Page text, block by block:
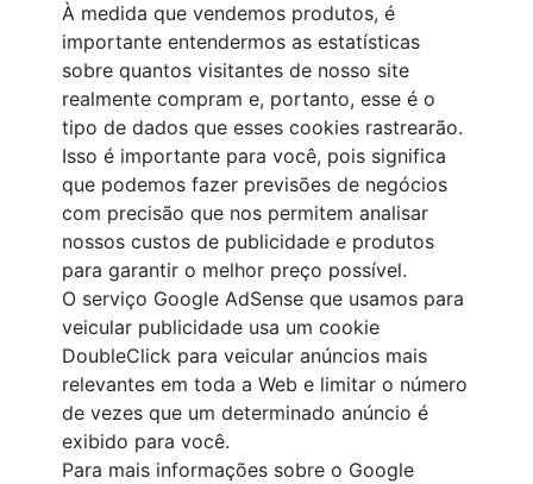
À medida que vendemos produtos, é
importante entendermos as estatísticas
sobre quantos visitantes de nosso site
realmente compram e, portanto, esse é o
tipo de dados que esses cookies rastrearão.
Isso é importante para você, pois significa
que podemos fazer previsões de negócios
com precisão que nos permitem analisar
nossos custos de publicidade e produtos
para garantir o melhor preço possível.
O serviço Google AdSense que usamos para
veicular publicidade usa um cookie
DoubleClick para veicular anúncios mais
relevantes em toda a Web e limitar o número
de vezes que um determinado anúncio é
exibido para você.
Para mais informações sobre o Google